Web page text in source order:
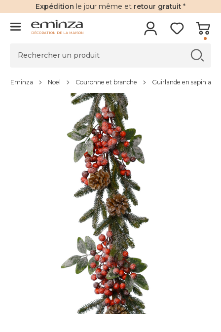
Expédition le jour même et retour gratuit *
DÉCORATION DE LA MAISON
Eminza Noël Couronne et branche Guirlande en sapin